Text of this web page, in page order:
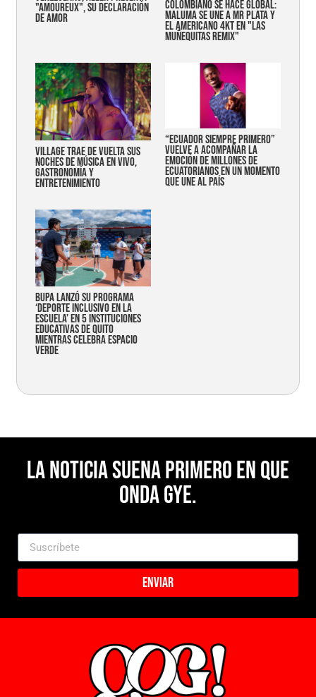
"AMOUREUX", SU DECLARACIÓN
DE AMOR
COLOMBIANO SE HACE GLOBAL:
MALUMA SE UNE A MR PLATA Y
EL AMERICANO 4KT EN "LAS
MUÑEQUITAS REMIX"
Village trae de vuelta sus
noches de música en vivo,
gastronomía y
entretenimiento
“Ecuador siempre primero”
vuelve a acompañar la
emoción de millones de
ecuatorianos en un momento
que une al país
Bupa lanzó su programa
‘Deporte Inclusivo en la
Escuela’ en 5 instituciones
educativas de Quito
mientras celebra espacio
verde
La noticia suena primero en Que
Onda Gye.
Enviar